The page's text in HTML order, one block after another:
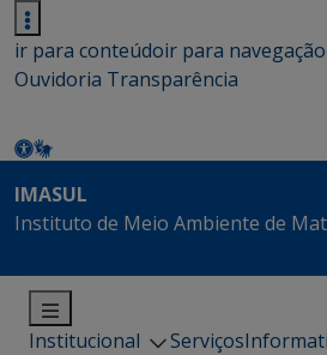
ir para conteúdoir para navegação
Ouvidoria Transparência
IMASUL
Instituto de Meio Ambiente de
Institucional Serviços